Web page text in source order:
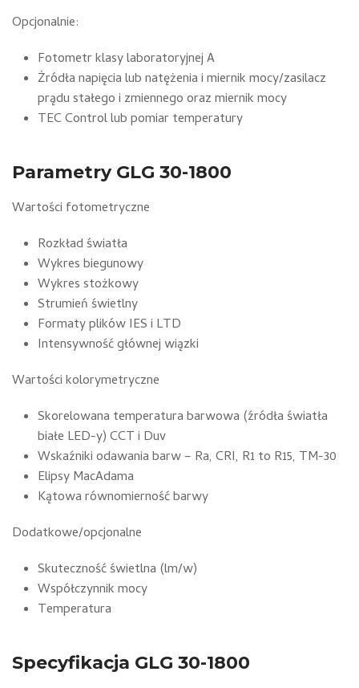
Opcjonalnie:
Fotometr klasy laboratoryjnej A
Żródła napięcia lub natężenia i miernik mocy/zasilacz
prądu stałego i zmiennego oraz miernik mocy
TEC Control lub pomiar temperatury
Parametry GLG 30-1800
Wartości fotometryczne
Rozkład światła
Wykres biegunowy
Wykres stożkowy
Strumień świetlny
Formaty plików IES i LTD
Intensywność głównej wiązki
Wartości kolorymetryczne
Skorelowana temperatura barwowa (źródła światła
białe LED-y) CCT i Duv
Wskaźniki odawania barw – Ra, CRI, R1 to R15, TM-30
Elipsy MacAdama
Kątowa równomierność barwy
Dodatkowe/opcjonalne
Skuteczność świetlna (lm/w)
Współczynnik mocy
Temperatura
Specyfikacja GLG 30-1800